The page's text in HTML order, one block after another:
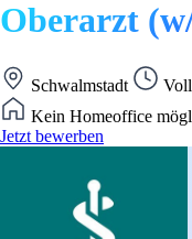
Oberarzt
Schwalmstadt
Kein Homeoffice
Jetzt bewerben